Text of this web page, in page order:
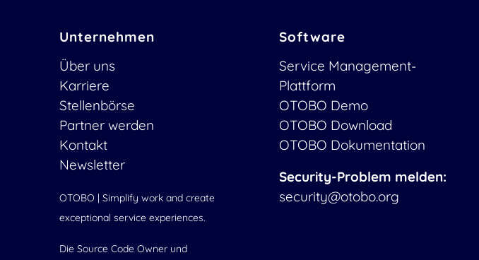
Unternehmen
Über uns
Karriere
Stellenbörse
Partner werden
Kontakt
Newsletter
OTOBO | Simplify work and create
exceptional service experiences.
Die Source Code Owner und
Software
Service Management-
Plattform
OTOBO Demo
OTOBO Download
OTOBO Dokumentation
Security-Problem melden:
security@otobo.org